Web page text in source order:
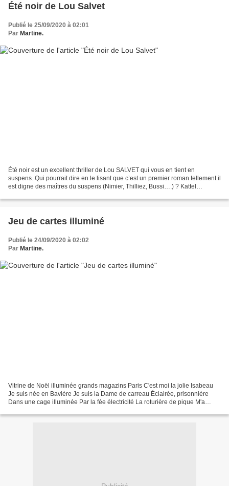
Été noir de Lou Salvet
Publié le 25/09/2020 à 02:01
Par Martine.
Été noir est un excellent thriller de Lou SALVET qui vous en tient en
suspens. Qui pourrait dire en le lisant que c’est un premier roman tellement il
est digne des maîtres du suspens (Nimier, Thilliez, Bussi….) ? Kattel
Jeu de cartes illuminé
Publié le 24/09/2020 à 02:02
Par Martine.
Vitrine de Noël illuminée grands magazins Paris C'est moi la jolie Isabeau
Je suis née en Bavière Je suis la Dame de carreau Éclairée, prisonnière
Dans une cage illuminée Par la fée électricité La roturière de pique M'a